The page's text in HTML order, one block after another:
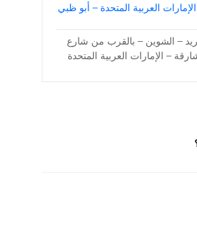
العربية المتحدة – أبو ظبي
– الشوين – بالقرب من شارع
– الإمارات العربية المتحدة